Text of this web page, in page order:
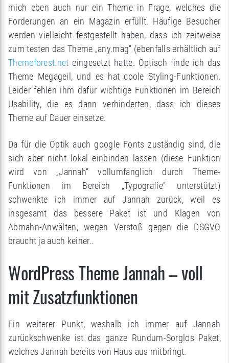
mich eben auch nur ein Theme in Frage, welches die
Forderungen an ein Magazin erfüllt. Häufige Besucher
werden vielleicht festgestellt haben, dass ich zeitweise
zum testen das Theme „any.mag“ (ebenfalls erhältlich auf
Themeforest.net eingesetzt hatte. Optisch finde ich das
Theme Megageil, und es hat coole Styling-Funktionen.
Leider fehlen ihm dafür wichtige Funktionen im Bereich
Usability, die es dann verhinderten, dass ich dieses
Theme auf Dauer einsetze.
Da für die Optik auch google Fonts zuständig sind, die
sich aber nicht lokal einbinden lassen (diese Funktion
wird von „Jannah“ vollumfänglich durch Theme-
Funktionen im Bereich „Typografie“ unterstützt)
schwenkte ich immer auf Jannah zurück, weil es
insgesamt das bessere Paket ist und Klagen von
Abmahn-Anwälten, wegen Verstoß gegen die DSGVO
braucht ja auch keiner..
WordPress Theme Jannah – voll
mit Zusatzfunktionen
Ein weiterer Punkt, weshalb ich immer auf Jannah
zurückschwenke ist das ganze Rundum-Sorglos Paket,
welches Jannah bereits von Haus aus mitbringt.